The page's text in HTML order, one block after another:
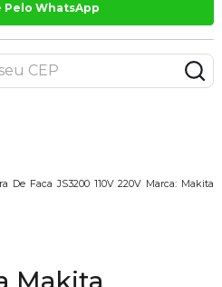
Pelo WhatsApp
De Faca JS3200 110V 220V Marca: Makita
Makita